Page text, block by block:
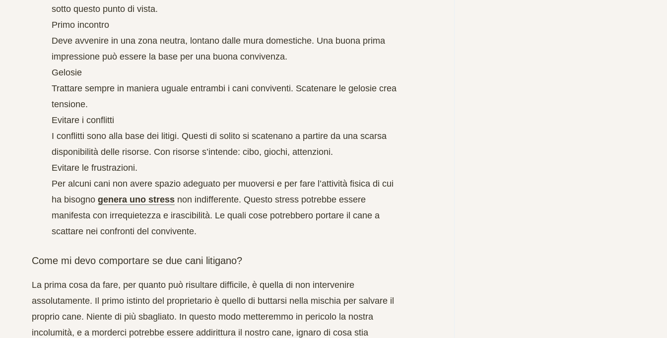
sotto questo punto di vista.
Primo incontro
Deve avvenire in una zona neutra, lontano dalle mura domestiche. Una buona prima
impressione può essere la base per una buona convivenza.
Gelosie
Trattare sempre in maniera uguale entrambi i cani conviventi. Scatenare le gelosie crea
tensione.
Evitare i conflitti
I conflitti sono alla base dei litigi. Questi di solito si scatenano a partire da una scarsa
disponibilità delle risorse. Con risorse s’intende: cibo, giochi, attenzioni.
Evitare le frustrazioni.
Per alcuni cani non avere spazio adeguato per muoversi e per fare l’attività fisica di cui
ha bisogno genera uno stress non indifferente. Questo stress potrebbe essere
manifesta con irrequietezza e irascibilità. Le quali cose potrebbero portare il cane a
scattare nei confronti del convivente.
Come mi devo comportare se due cani litigano?
La prima cosa da fare, per quanto può risultare difficile, è quella di non intervenire
assolutamente. Il primo istinto del proprietario è quello di buttarsi nella mischia per salvare il
proprio cane. Niente di più sbagliato. In questo modo metteremmo in pericolo la nostra
incolumità, e a morderci potrebbe essere addirittura il nostro cane, ignaro di cosa stia